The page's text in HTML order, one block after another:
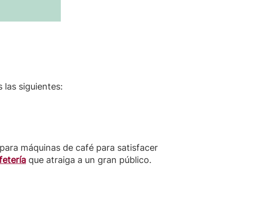
las siguientes:
máquinas de café para satisfacer
que atraiga a un gran público.